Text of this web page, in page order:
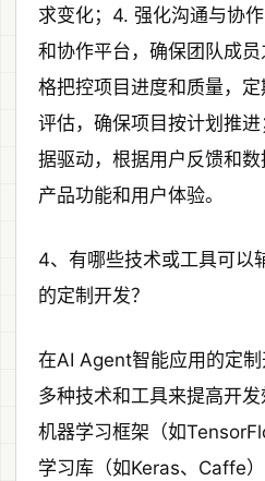
求变化；4. 强化沟通与协
和协作平台，确保团队成
格把控项目进度和质量，
评估，确保项目按计划推
据驱动，根据用户反馈和
产品功能和用户体验。
4、有哪些技术或工具可以
的定制开发？
在AI Agent智能应用的定
多种技术和工具来提高开
机器学习框架（如
学习库（如Keras、Caffe